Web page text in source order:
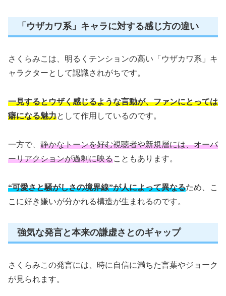
「ウザカワ系」キャラに対する感じ方の違い
さくらみこは、明るくテンションの高い「ウザカワ系」キ
ャラクターとして認識されがちです。
一見するとウザく感じるような言動が、ファンにとっては
癖になる魅力として作用しているのです。
一方で、 静かなトーンを好む視聴者や新規層には、オーバ
ーリアクションが過剰に映ることもあります。
“可愛さと騒がしさの境界線”が人によって異なるため、こ
こに好き嫌いが分かれる構造が生まれるのです。
強気な発言と本来の謙虚さとのギャップ
さくらみこの発言には、時に自信に満ちた言葉やジョーク
が見られます。